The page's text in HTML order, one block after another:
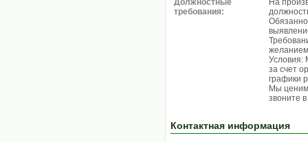
Должностные
требования:
На
Условия:
за счет
графики
Мы ценим
звоните
Контактная информация